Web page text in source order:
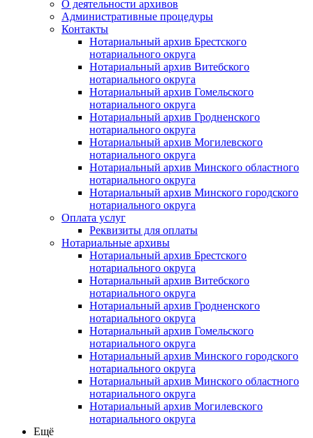
О деятельности архивов
Административные процедуры
Контакты
Нотариальный архив Брестского
нотариального округа
Нотариальный архив Витебского
нотариального округа
Нотариальный архив Гомельского
нотариального округа
Нотариальный архив Гродненского
нотариального округа
Нотариальный архив Могилевского
нотариального округа
Нотариальный архив Минского областного
нотариального округа
Нотариальный архив Минского городского
нотариального округа
Оплата услуг
Реквизиты для оплаты
Нотариальные архивы
Нотариальный архив Брестского
нотариального округа
Нотариальный архив Витебского
нотариального округа
Нотариальный архив Гродненского
нотариального округа
Нотариальный архив Гомельского
нотариального округа
Нотариальный архив Минского городского
нотариального округа
Нотариальный архив Минского областного
нотариального округа
Нотариальный архив Могилевского
нотариального округа
Ещё